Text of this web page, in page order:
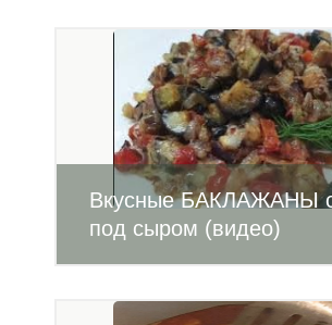
Вкусные БАКЛАЖАНЫ
под сыром (видео)